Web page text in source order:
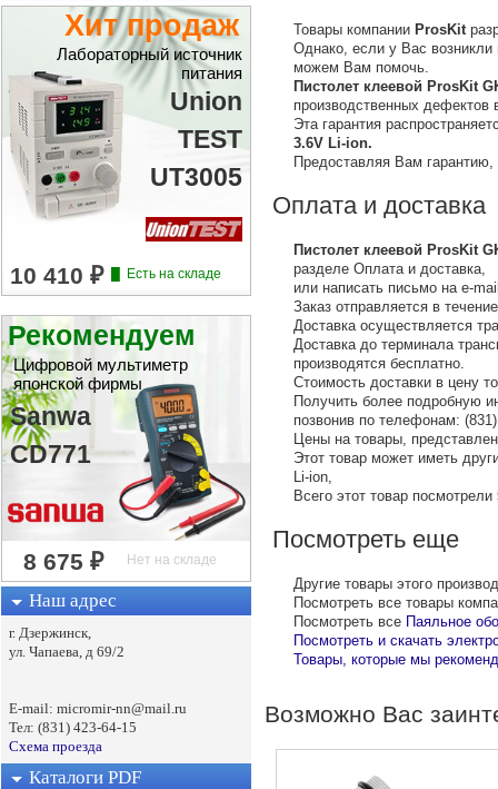
Хит продаж
Лабораторный источник
питания
Union
TEST
UT3005
Рекомендуем
Цифровой мультиметр
японской фирмы
Sanwa
CD771
Наш адрес
г. Дзержинск,
ул. Чапаева, д 69/2
E-mail: micromir-nn@mail.ru
Тел: (831) 423-64-15
Схема проезда
Каталоги PDF
Товары компании ProsKit
Однако, если у Вас
можем Вам помочь.
Пистолет клеевой ProsKit
производственных дефектов
Эта гарантия
3.6V Li-ion.
Предоставляя Вам
Оплата и доставка
Пистолет клеевой ProsKit
разделе Оплата и доставка,
или написать письмо на е-
Заказ отправляется в
Доставка осуществляется
Доставка до терминала
производятся бесплатно.
Стоимость доставки в цену
Получить более подробную
позвонив по телефонам:
Цены на товары,
Этот товар может иметь
Li-ion,
Всего этот товар посмотрели
Посмотреть еще
Другие товары этого
Посмотреть все товары
Посмотреть все Паяльное
Посмотреть и скачать
Товары, которые мы
Возможно Вас